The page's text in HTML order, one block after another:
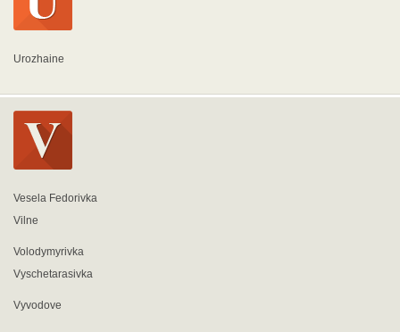
Urozhaine
Vesela Fedorivka
Vilne
Volodymyrivka
Vyschetarasivka
Vyvodove